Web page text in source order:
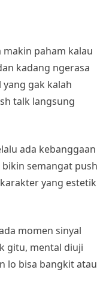
paham kalau
kadang ngerasa
gak kalah
talk langsung
ada kebanggaan
semangat push
yang estetik
momen sinyal
gitu, mental diuji
lo bisa bangkit atau